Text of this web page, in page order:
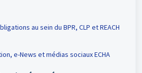
au sein du BPR, CLP et REACH
e-News et médias sociaux ECHA